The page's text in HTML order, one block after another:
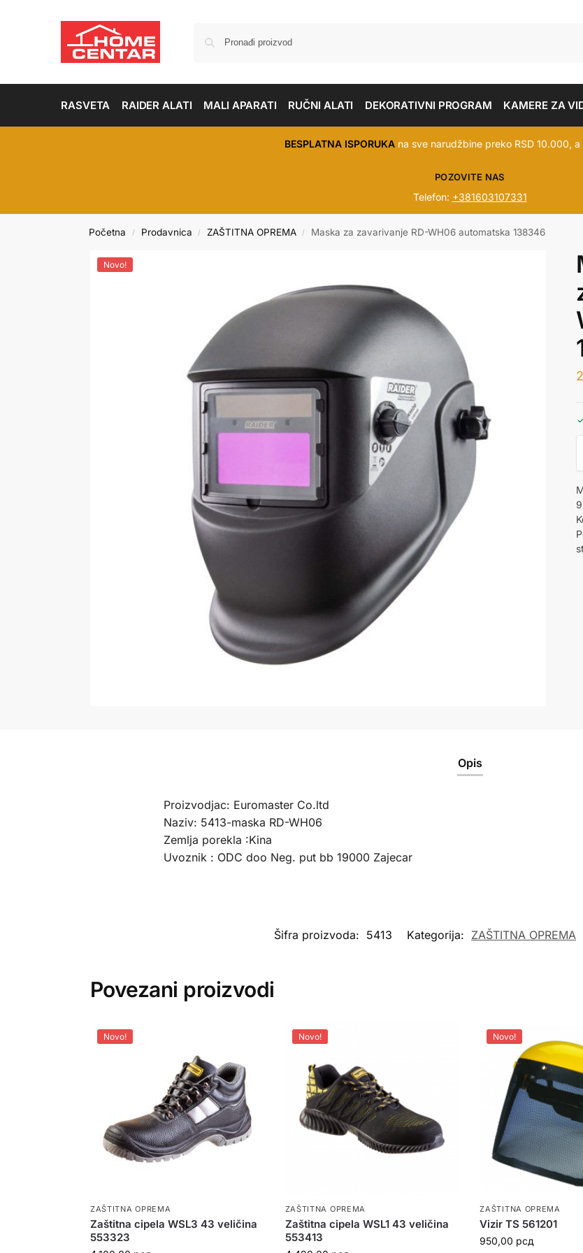
RASVETA RAIDER ALATI MALI APARATI RUČNI ALATI DEKORATIVNI PROGRAM KAMERE ZA
BESPLATNA ISPORUKAna sve narudžbine preko RSD 10.000,
POZOVITE NAS
Telefon: +381603107331
Početna / Prodavnica / ZAŠTITNA OPREMA / Maska za zavarivanje RD-WH06 automatska 138346
Novo!
Opis
Proizvodjac: Euromaster Co.ltd
Naziv: 5413-maska RD-WH06
Zemlja porekla :Kina
Uvoznik : ODC doo Neg. put bb 19000 Zajecar
Šifra proizvoda: 5413 Kategorija: ZAŠTITNA OPREMA
Povezani proizvodi
Novo!
ZAŠTITNA OPREMA
Zaštitna cipela WSL3 43 veličina
553323
Novo!
ZAŠTITNA OPREMA
Zaštitna cipela WSL1 43 veličina
553413
Novo!
ZAŠTITNA OPREMA
Vizir TS 561201
950,00 рсд